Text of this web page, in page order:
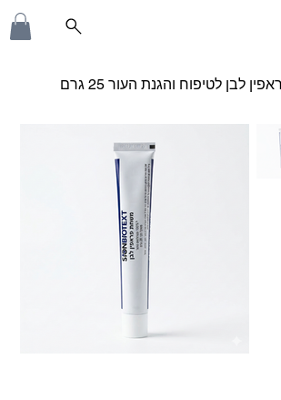
לבן לטיפוח והגנת העור 25 גרם